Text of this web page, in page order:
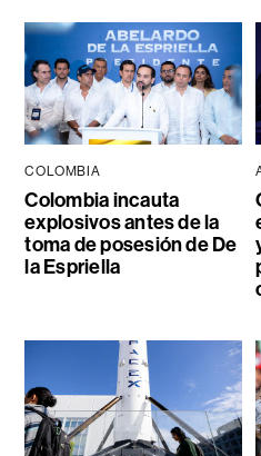
COLOMBIA
Colombia incauta
explosivos antes de la
toma de posesión de De
la Espriella